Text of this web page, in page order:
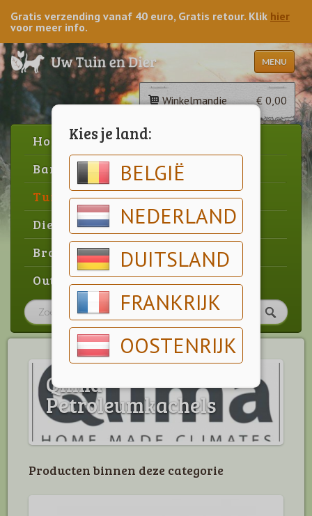
Kies je land:
BELGIË
NEDERLAND
DUITSLAND
FRANKRIJK
OOSTENRIJK
Gratis verzending vanaf 40 euro, Gratis retour. Klik hier
voor meer info.
MENU
Winkelmandje € 0,00
Home
Barbecue
Tuin
Dier
Brood & gebak
Outlet
Qlima
Petroleumkachels
Producten binnen deze categorie